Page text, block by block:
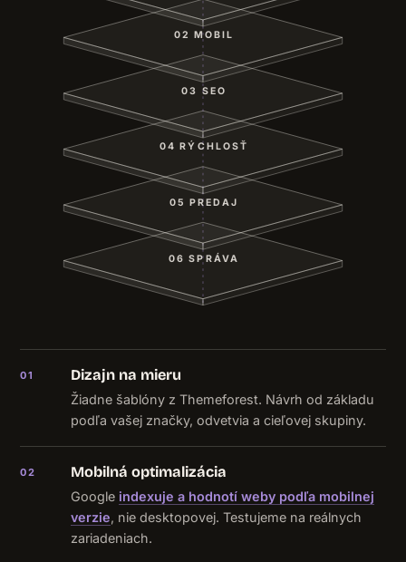
02 MOBIL
03 SEO
04 RÝCHLOSŤ
05 PREDAJ
06 SPRÁVA
01 Dizajn na mieru
Žiadne šablóny z Themeforest. Návrh od základu
podľa vašej značky, odvetvia a cieľovej skupiny.
02 Mobilná optimalizácia
Google indexuje a hodnotí weby podľa mobilnej
verzie, nie desktopovej. Testujeme na reálnych
zariadeniach.